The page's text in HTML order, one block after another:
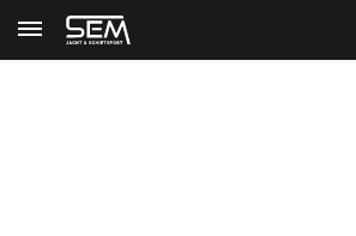
Terug Home